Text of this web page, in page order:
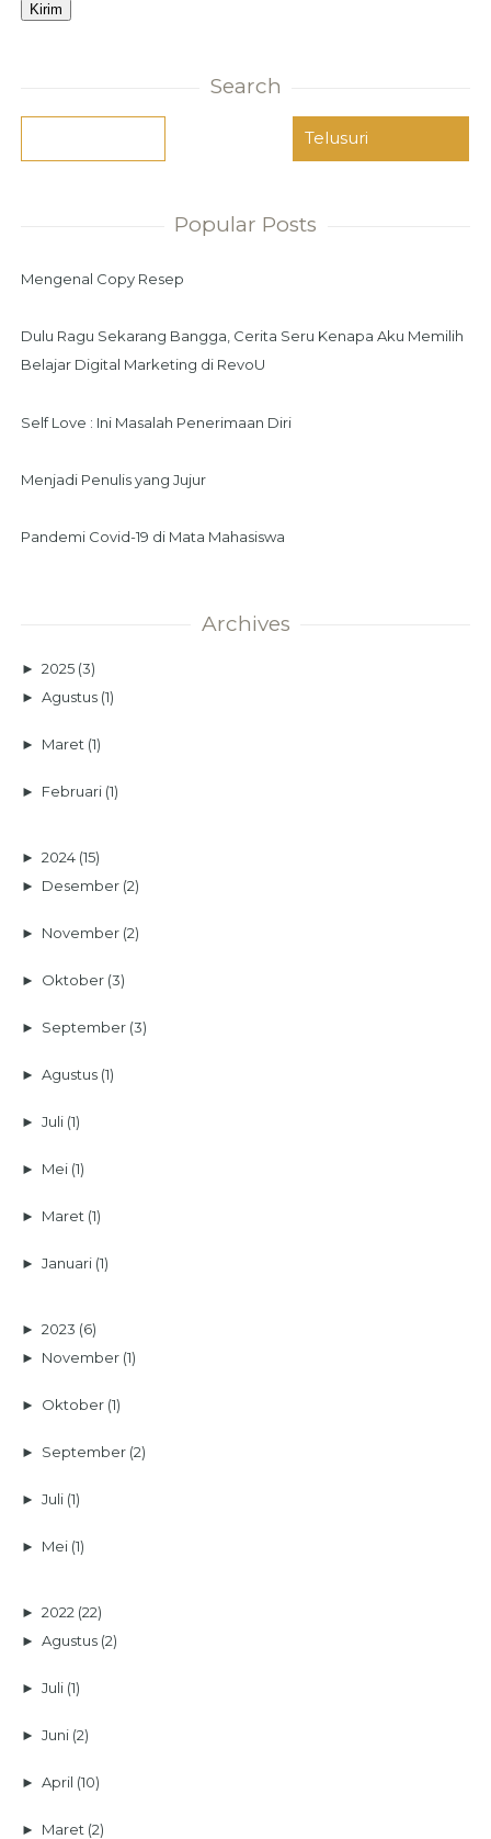
Search
Popular Posts
Mengenal Copy Resep
Dulu Ragu Sekarang Bangga, Cerita Seru Kenapa Aku Memilih
Belajar Digital Marketing di RevoU
Self Love : Ini Masalah Penerimaan Diri
Menjadi Penulis yang Jujur
Pandemi Covid-19 di Mata Mahasiswa
Archives
►2025 (3)
►Agustus (1)
► Maret (1)
► Februari (1)
►2024 (15)
► Desember (2)
► November (2)
► Oktober (3)
► September (3)
►Agustus (1)
►Juli (1)
► Mei (1)
► Maret (1)
►Januari (1)
►2023 (6)
► November (1)
► Oktober (1)
► September (2)
►Juli (1)
► Mei (1)
►2022 (22)
►Agustus (2)
►Juli (1)
►Juni (2)
►April (10)
► Maret (2)